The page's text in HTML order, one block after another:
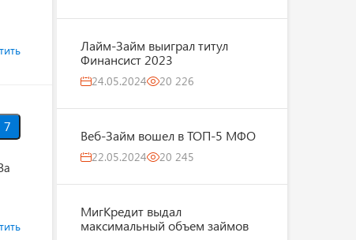
7
Лайм-Займ выиграл титул
Финансист 2023
24.05.2024 20 226
Веб-Займ вошел в ТОП-5 МФО
22.05.2024 20 245
МигКредит выдал
максимальный объем займов